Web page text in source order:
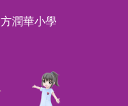
潤華小學